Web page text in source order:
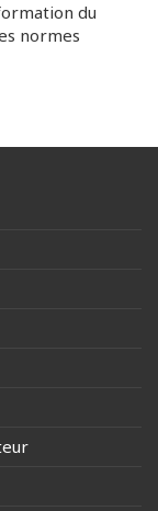
du
normes